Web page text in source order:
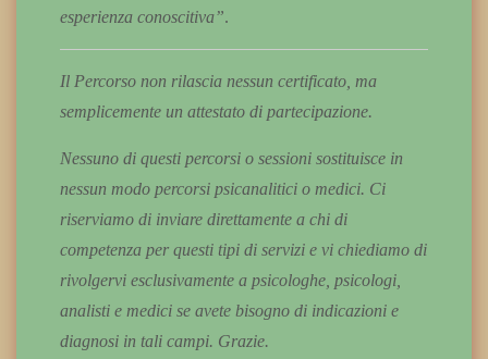
esperienza conoscitiva”.
Il Percorso non rilascia nessun certificato, ma
semplicemente un attestato di partecipazione.
Nessuno di questi percorsi o sessioni sostituisce in
nessun modo percorsi psicanalitici o medici. Ci
riserviamo di inviare direttamente a chi di
competenza per questi tipi di servizi e vi chiediamo di
rivolgervi esclusivamente a psicologhe, psicologi,
analisti e medici se avete bisogno di indicazioni e
diagnosi in tali campi. Grazie.